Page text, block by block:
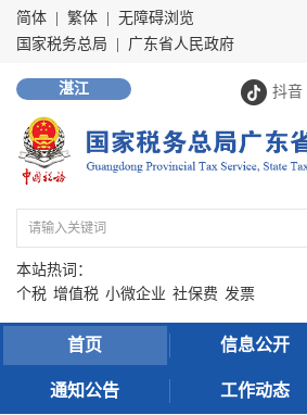
简体 繁体
无障碍浏览
国家税务总局
广东省人民政府
抖音
湛江
本站热词：
个税 增值税 小微企业 社保费 发票
首页 信息公开
通知公告 工作动态